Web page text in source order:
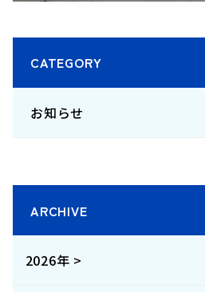
CATEGORY
お知らせ
ARCHIVE
2026年 >